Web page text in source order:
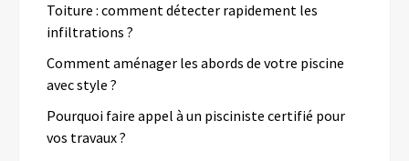
Toiture : comment détecter rapidement les
infiltrations ?
Comment aménager les abords de votre piscine
avec style ?
Pourquoi faire appel à un pisciniste certifié pour
vos travaux ?